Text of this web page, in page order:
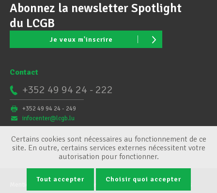
Abonnez la newsletter Spotlight
du LCGB
Je veux m'inscrire
Contact
+352 49 94 24 - 222
+352 49 94 24 - 249
infocenter@lcgb.lu
Conditions générales Gestion des cookies
Certains cookies sont nécessaires au fonctionnement de ce
site. En outre, certains services externes nécessitent votre
autorisation pour fonctionner.
Tout accepter Choisir quoi accepter